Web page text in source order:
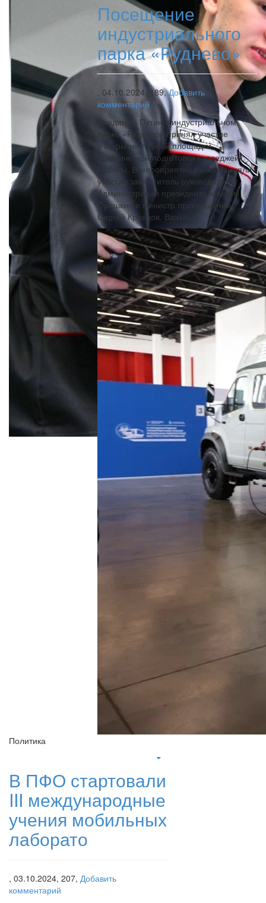
Посещение
индустриального
парка «Руднево»
, 04.10.2024, 189, Добавить
комментарий
Владимир Путин в индустриальном
парке «Руднево» принял участие
в открытии первой площадки
практической подготовки колледжей
Москвы. В мероприятии также приняли
участие заместитель руководителя
Администрации президента Максим
Орешкин и министр просвещения
Сергей Кравцов. Важно,...
Политика
В ПФО стартовали
III международные
учения мобильных
лаборато
, 03.10.2024, 207, Добавить
комментарий